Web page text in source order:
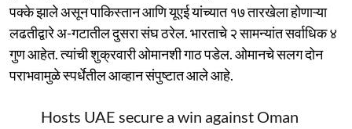
पक्के झाले असून पाकिस्तान आणि यूएई यांच्यात १७ तारखेला होणाऱ्या
लढतीद्वारे अ-गटातील दुसरा संघ ठरेल. भारताचे २ सामन्यांत सर्वाधिक ४
गुण आहेत. त्यांची शुक्रवारी ओमानशी गाठ पडेल. ओमानचे सलग दोन
पराभवामुळे स्पर्धेतील आव्हान संपुष्टात आले आहे.
Hosts UAE secure a win against Oman